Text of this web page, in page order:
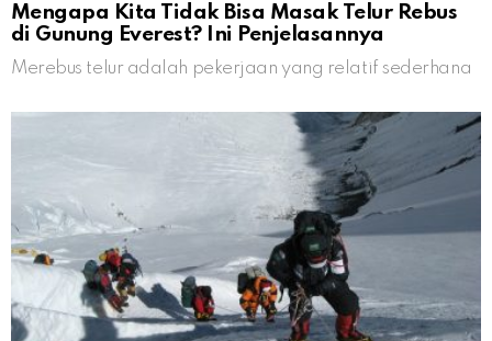
Mengapa Kita Tidak Bisa Masak Telur Rebus
di Gunung Everest? Ini Penjelasannya
Merebus telur adalah pekerjaan yang relatif sederhana